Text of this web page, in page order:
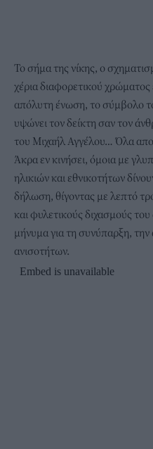
Το σήμα της νίκης, ο
χέρια διαφορετικού
απόλυτη ένωση, το σύμβολο
υψώνει τον δείκτη σαν τον
του Μιχαήλ Αγγέλου… Όλα
Άκρα εν κινήσει, όμοια με
ηλικιών και εθνικοτήτων
δήλωση, θίγοντας με λεπτό
και φυλετικούς διχασμούς
μήνυμα για τη συνύπαρξη,
ανισοτήτων.